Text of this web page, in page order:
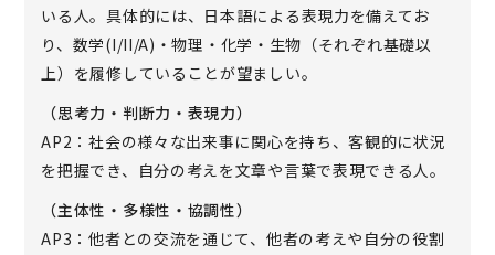
いる人。具体的には、日本語による表現力を備えてお
り、数学(I/II/A)・物理・化学・生物（それぞれ基礎以
上）を履修していることが望ましい。
（思考力・判断力・表現力）
AP2：社会の様々な出来事に関心を持ち、客観的に状況
を把握でき、自分の考えを文章や言葉で表現できる人。
（主体性・多様性・協調性）
AP3：他者との交流を通じて、他者の考えや自分の役割